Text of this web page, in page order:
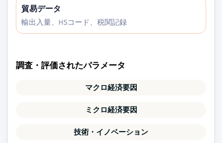
貿易データ
輸出入量、HSコード、税関記録
調査・評価されたパラメータ
マクロ経済要因
ミクロ経済要因
技術・イノベーション